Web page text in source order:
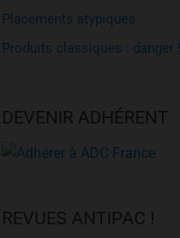
Placements atypiques
Produits classiques : danger !
DEVENIR ADHÉRENT
REVUES ANTIPAC !